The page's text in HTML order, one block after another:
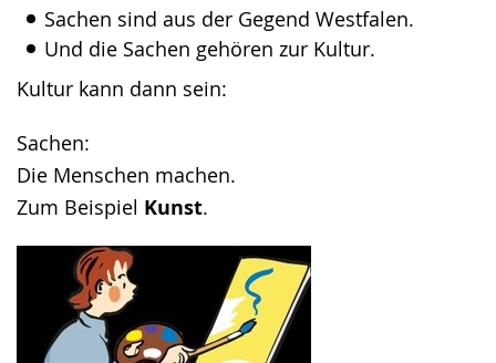
Sachen sind aus der Gegend Westfalen.
Und die Sachen gehören zur Kultur.
Kultur kann dann sein:
Sachen:
Die Menschen machen.
Zum Beispiel Kunst.